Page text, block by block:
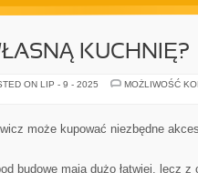
KUCHNIĘ?
ON LIP - 9 - 2025
MOŻLIWOŚĆ
może kupować niezbędne
budowę mają dużo łatwiej, lecz z